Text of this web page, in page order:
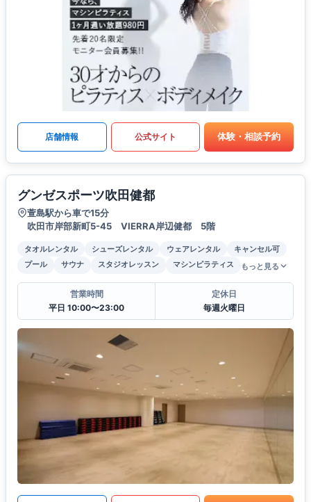
店舗情報 公式サイト 体験・相談予約
グンゼスポーツ吹田健都
萱島駅から車で15分
吹田市岸部新町5-45 VIERRA岸辺健都 5階
タオルレンタル シューズレンタル ウェアレンタル
キャンセル可
プール
サウナ スタジオレッスン マシンピラティス もっと見る
営業時間
平日 10:00〜23:00
定休日
毎週火曜日